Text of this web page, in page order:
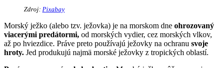
Zdroj: Pixabay
Morský ježko (alebo tzv. ježovka) je na morskom dne ohrozovaný
viacerými predátormi, od morských vydier, cez morských vlkov,
až po hviezdice. Práve preto používajú ježovky na ochranu svoje
hroty. Jed produkujú najmä morské ježovky z tropických oblastí.